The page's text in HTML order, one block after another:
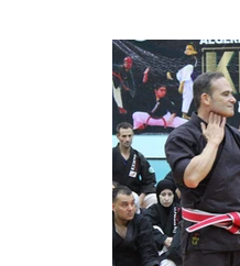
6 dezembro
Previous